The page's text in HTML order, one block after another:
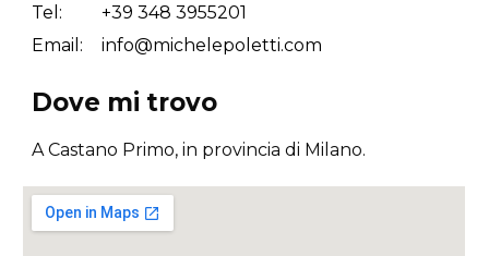
Tel:
+39 348 3955201
Email:
info@michelepoletti.com
Dove mi trovo
A Castano Primo, in provincia di Milano.